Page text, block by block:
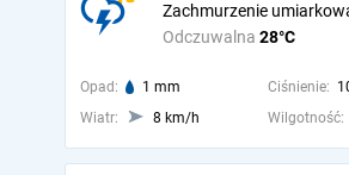
Odczuwalna 28°C
Zachmurzenie
Opad: 1 mm Ciśnienie:
Wiatr:
8 km/h Wilgotność: